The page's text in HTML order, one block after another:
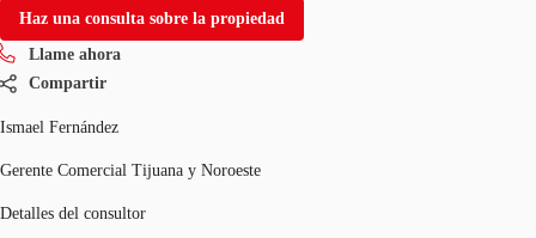
Haz una consulta sobre la propiedad
Llame ahora
Compartir
Ismael Fernández
Gerente Comercial Tijuana y Noroeste
Detalles del consultor